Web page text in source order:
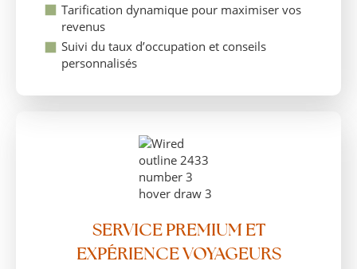
Tarification dynamique pour maximiser vos
revenus
Suivi du taux d’occupation et conseils
personnalisés
SERVICE PREMIUM ET
EXPÉRIENCE VOYAGEURS